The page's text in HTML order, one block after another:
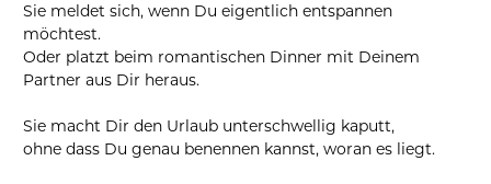
Sie meldet sich, wenn Du eigentlich entspannen
möchtest.
Oder platzt beim romantischen Dinner mit Deinem
Partner aus Dir heraus.
Sie macht Dir den Urlaub unterschwellig kaputt,
ohne dass Du genau benennen kannst, woran es liegt.